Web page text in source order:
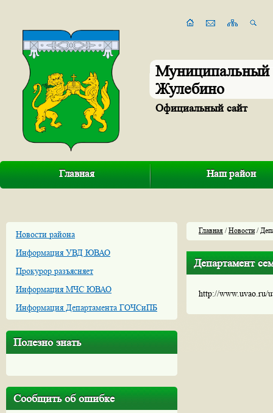
Муниципальный
Жулебино
Официальный сайт
Главная Наш район
Новости района
Информация УВД ЮВАО
Прокурор разъясняет
Информация МЧС ЮВАО
Информация Департамента ГОЧСиПБ
Полезно знать
Сообщить об ошибке
Главная /Новости/
Департамент
http://www.uvao.ru/